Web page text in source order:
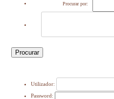
Procurar por:
Procurar
Utilizador:
Password: